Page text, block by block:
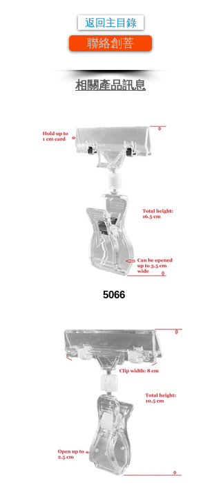
返回主目錄
聯絡創菩
相關產品訊息
5066